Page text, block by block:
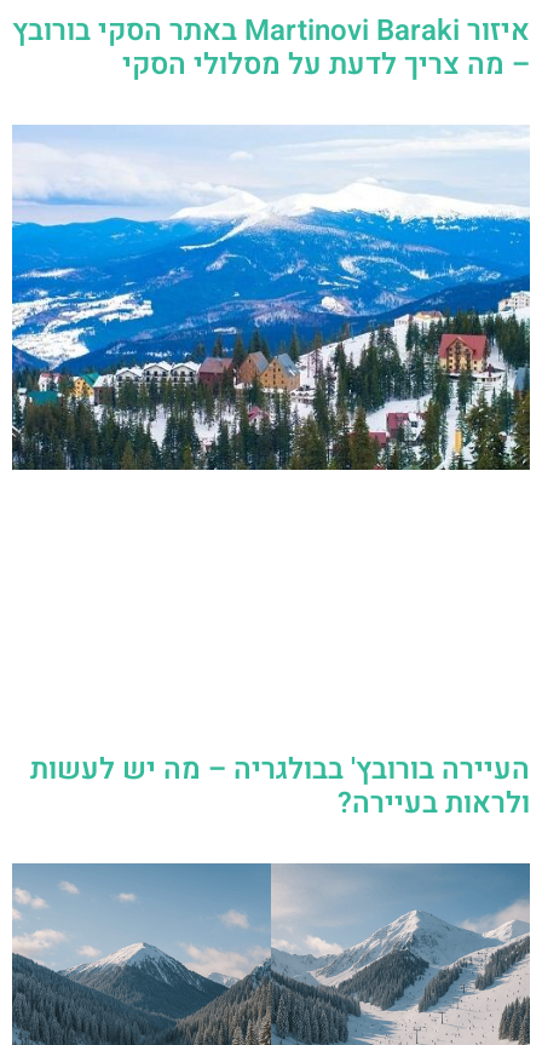
איזור Martinovi Baraki באתר הסקי בורובץ
– מה צריך לדעת על מסלולי הסקי
העיירה בורובץ' בבולגריה – מה יש לעשות
ולראות בעיירה?